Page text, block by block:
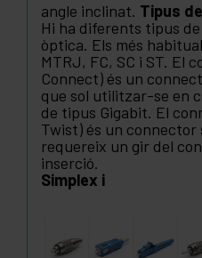
angle inclinat. Tipus
Hi ha diferents tipus
òptica. Els més
MTRJ, FC, SC i ST. El
Connect) és un
que sol utilitzar-se en
de tipus Gigabit. El
Twist) és un connector
requereix un gir del
inserció.
Simplex i